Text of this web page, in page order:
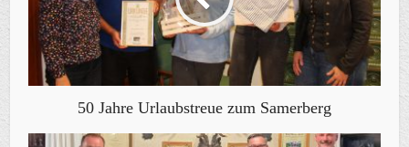
50 Jahre Urlaubstreue zum Samerberg